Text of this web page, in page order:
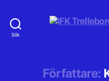
Sök
Författare: